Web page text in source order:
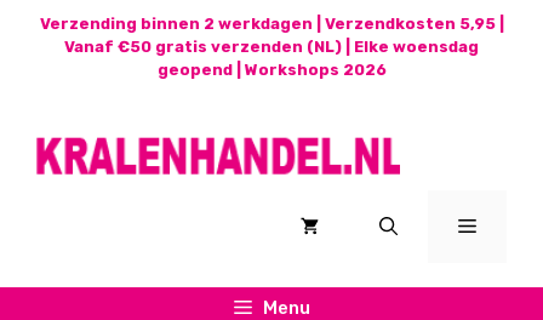
Verzending binnen 2 werkdagen | Verzendkosten 5,95 |
Vanaf €50 gratis verzenden (NL) | Elke woensdag
geopend | Workshops 2026
Menu
Menu